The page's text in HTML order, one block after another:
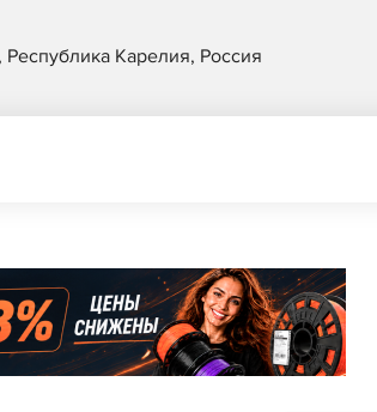
Республика Карелия, Россия